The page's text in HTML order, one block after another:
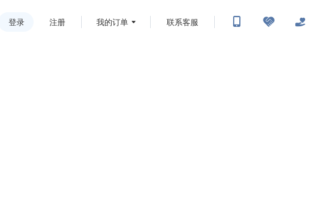
登录 注册 我的订单 联系客服